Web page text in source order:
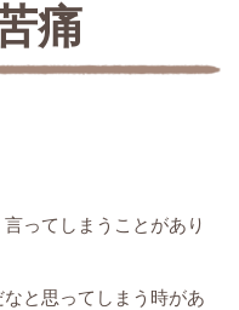
痛
ってしまうことがあり
と思ってしまう時があ